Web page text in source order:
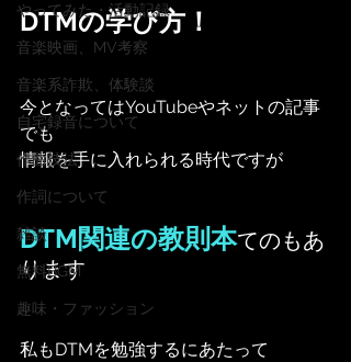
やってみた・活動記録
音楽映画、MV考察
音楽系詐欺、体験談
自宅録音について
作曲技法
作詞について
雑談
無料BGM
趣味・ファッション
DTMの学び方！
今となってはYouTubeやネットの記事
でも
情報を手に入れられる時代ですが
DTM関連の教則本てのもあ
ります
私もDTMを勉強するにあたって